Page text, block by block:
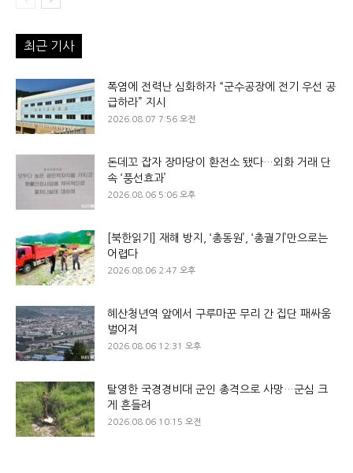
최근 기사
폭염에 전력난 심화하자 “군수공장에 전기 우선 공
급하라” 지시
2026.08.07 7:56 오전
돈데꼬 잡자 장마당이 환전소 됐다…외화 거래 단
속 ‘풍선효과’
2026.08.06 5:06 오후
[북한읽기] 재해 방지, ‘총동원’, ‘총궐기’만으로는
어렵다
2026.08.06 2:47 오후
혜산청년역 앞에서 구루마꾼 무리 간 집단 패싸움
벌어져
2026.08.06 12:31 오후
탈영한 국경경비대 군인 총격으로 사망…군심 크
게 흔들려
2026.08.06 10:15 오전